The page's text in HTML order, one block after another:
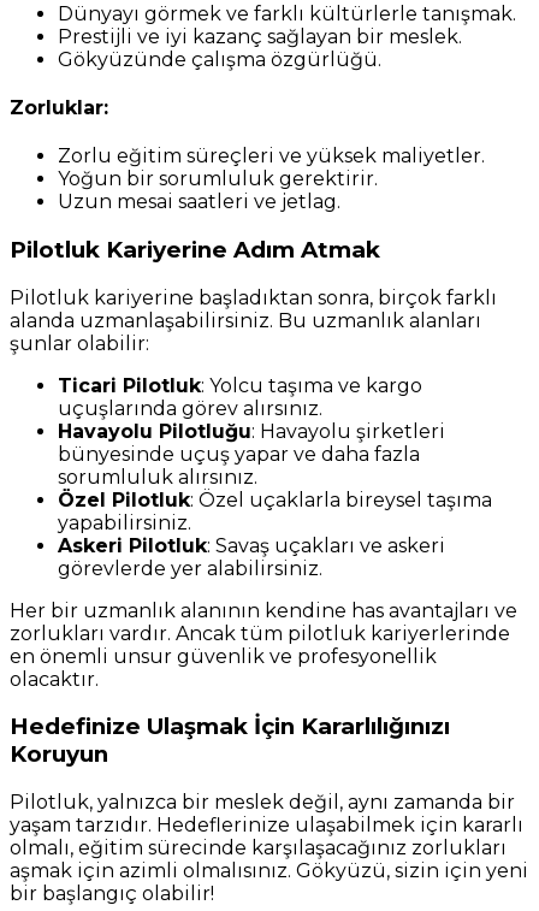
Dünyayı görmek ve farklı kültürlerle tanışmak.
Prestijli ve iyi kazanç sağlayan bir meslek.
Gökyüzünde çalışma özgürlüğü.
Zorluklar:
Zorlu eğitim süreçleri ve yüksek maliyetler.
Yoğun bir sorumluluk gerektirir.
Uzun mesai saatleri ve jetlag.
Pilotluk Kariyerine Adım Atmak
Pilotluk kariyerine başladıktan sonra, birçok farklı
alanda uzmanlaşabilirsiniz. Bu uzmanlık alanları
şunlar olabilir:
Ticari Pilotluk: Yolcu taşıma ve kargo
uçuşlarında görev alırsınız.
Havayolu Pilotluğu: Havayolu şirketleri
bünyesinde uçuş yapar ve daha fazla
sorumluluk alırsınız.
Özel Pilotluk: Özel uçaklarla bireysel taşıma
yapabilirsiniz.
Askeri Pilotluk: Savaş uçakları ve askeri
görevlerde yer alabilirsiniz.
Her bir uzmanlık alanının kendine has avantajları ve
zorlukları vardır. Ancak tüm pilotluk kariyerlerinde
en önemli unsur güvenlik ve profesyonellik
olacaktır.
Hedefinize Ulaşmak İçin Kararlılığınızı
Koruyun
Pilotluk, yalnızca bir meslek değil, aynı zamanda bir
yaşam tarzıdır. Hedeflerinize ulaşabilmek için kararlı
olmalı, eğitim sürecinde karşılaşacağınız zorlukları
aşmak için azimli olmalısınız. Gökyüzü, sizin için yeni
bir başlangıç olabilir!